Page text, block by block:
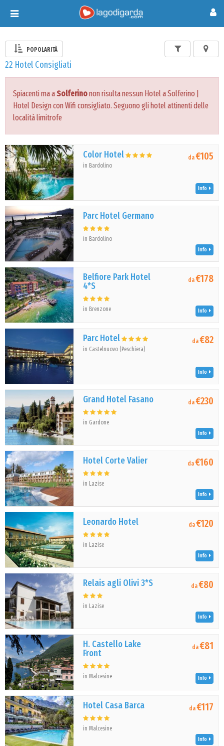
Toggle
navigation
POPOLARITÀ
22 Hotel Consigliati
Spiacenti ma aSolferinonon risulta nessun Hotel a Solferino |
Hotel Design con Wifi consigliato. Seguono gli hotel attinenti delle
località limitrofe
Color Hotel
in Bardolino
da€105
Info
Parc Hotel Germano
in Bardolino
Info
Belfiore Park Hotel
4*S
in Brenzone
da€178
Info
Parc Hotel
in Castelnuovo (Peschiera)
da€82
Info
Grand Hotel Fasano
in Gardone
da€230
Info
Hotel Corte Valier
in Lazise
da€160
Info
Leonardo Hotel
in Lazise
da€120
Info
Relais agli Olivi 3*S
in Lazise
da€80
Info
H. Castello Lake
Front
in Malcesine
da€81
Info
Hotel Casa Barca
in Malcesine
da€117
Info